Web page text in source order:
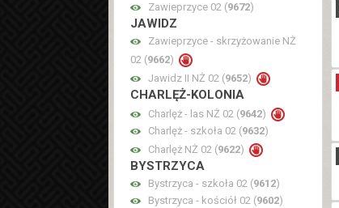
Zawieprzyce 02 (9672)
JAWIDZ
Zawieprzyce - skrzyżowanie NŻ
02 (9662)
Jawidz II NŻ 02 (9652)
CHARLĘŻ-KOLONIA
Charlęż - las NŻ 02 (9642)
Charlęż - szkoła 02 (9632)
Charlęż NŻ 02 (9622)
BYSTRZYCA
Bystrzyca - szkoła 02 (9612)
Bystrzyca - kościół 02 (9602)